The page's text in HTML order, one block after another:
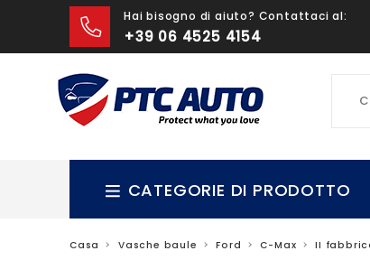
Hai bisogno di aiuto? Contattaci al:
+39 06 4525 4154
CATEGORIE DI PRODOTTO
Casa Vasche baule Ford C-Max II